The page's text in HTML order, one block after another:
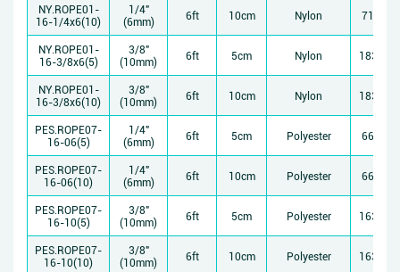
NY.ROPE01-
16-1/4x6(10)
1/4"
(6mm)
6ft 10cm Nylon 714kgs
NY.ROPE01-
16-3/8x6(5)
3/8"
(10mm)
6ft 5cm Nylon 1830kgs
NY.ROPE01-
16-3/8x6(10)
3/8"
(10mm)
6ft 10cm Nylon 1830kgs
PES.ROPE07-
16-06(5)
1/4"
(6mm)
6ft 5cm Polyester 663kgs
PES.ROPE07-
16-06(10)
1/4"
(6mm)
6ft 10cm Polyester 663kgs
PES.ROPE07-
16-10(5)
3/8"
(10mm)
6ft 5cm Polyester 1630kgs
PES.ROPE07-
16-10(10)
3/8"
(10mm)
6ft 10cm Polyester 1630kgs